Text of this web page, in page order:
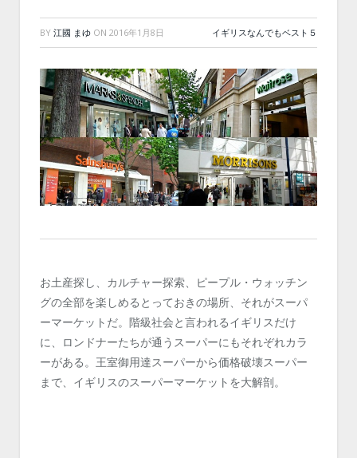
BY 江國 まゆ ON 2016年1月8日 イギリスなんでもベスト５
お土産探し、カルチャー探索、ピープル・ウォッチン
グの全部を楽しめるとっておきの場所、それがスーパ
ーマーケットだ。階級社会と言われるイギリスだけ
に、ロンドナーたちが通うスーパーにもそれぞれカラ
ーがある。王室御用達スーパーから価格破壊スーパー
まで、イギリスのスーパーマーケットを大解剖。